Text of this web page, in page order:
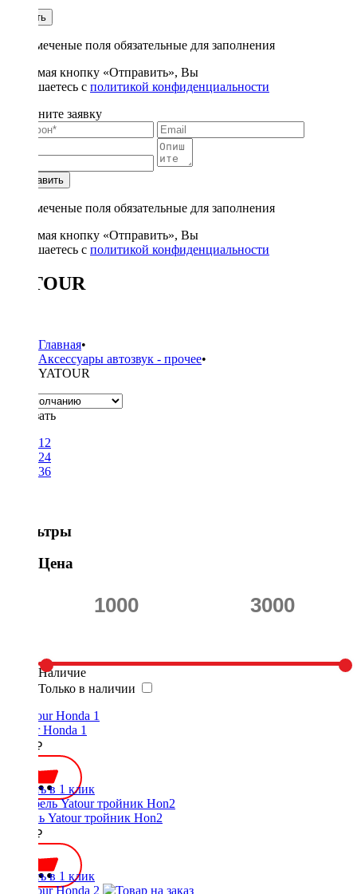
Купить
* - отмеченые поля обязательные для заполнения
Нажимая кнопку «Отправить», Вы
соглашаетесь с политикой конфиденциальности
Заполните заявку
Отправить
* - отмеченые поля обязательные для заполнения
Нажимая кнопку «Отправить», Вы
соглашаетесь с политикой конфиденциальности
YATOUR
Главная•
Аксессуары автозвук - прочее•
YATOUR
Показать
12
24
36
Фильтры
Цена
Наличие
Только в наличии
Yatour Honda 1
3000 ₽
Купить в 1 клик
Кабель Yatour тройник Hon2
1000 ₽
Купить в 1 клик